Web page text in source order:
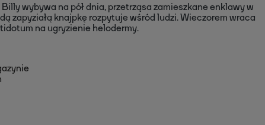
wybywa na pół dnia, przetrząsa zamieszkane enklawy w
zapyziałą knajpkę rozpytuje wśród ludzi. Wieczorem wraca
na ugryzienie helodermy.